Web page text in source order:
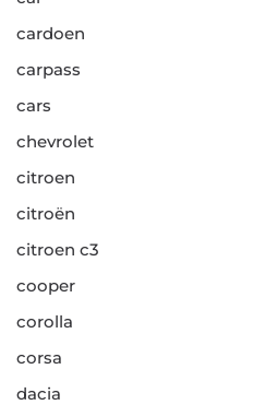
cardoen
carpass
cars
chevrolet
citroen
citroën
citroen c3
cooper
corolla
corsa
dacia